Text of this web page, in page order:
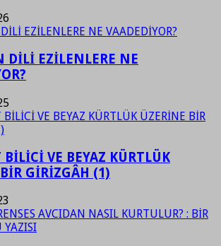
DİLİ EZİLENLERE NE
VE BEYAZ KÜRTLÜK
GİRİZGÂH (1)